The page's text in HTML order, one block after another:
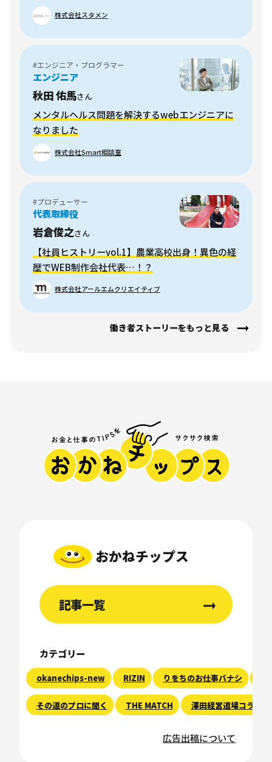
株式会社スタメン
#エンジニア・プログラマー
エンジニア
秋田 佑馬さん
メンタルヘルス問題を解決するwebエンジニアに
なりました
株式会社Smart相談室
#プロデューサー
代表取締役
岩倉俊之さん
【社員ヒストリーvol.1】農業高校出身！異色の経
歴でWEB制作会社代表…！？
株式会社アールエムクリエイティブ
働き者ストーリーをもっと見る
おかねチップス
記事一覧
カテゴリー
okanechips-new RIZIN りをちのお仕事バナシ
その道のプロに聞く THE MATCH 澤田経営道場コラム
広告出稿について